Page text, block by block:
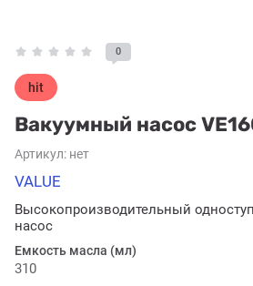
0
hit
Вакуумный насос
Артикул: нет
VALUE
Высокопроизводительный
насос
Емкость масла (мл)
310